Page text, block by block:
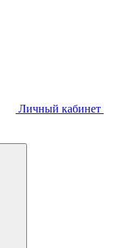
Личный кабинет